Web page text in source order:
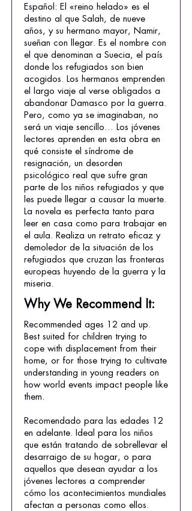
Español: El «reino helado» es el
destino al que Salah, de nueve
años, y su hermano mayor, Namir,
sueñan con llegar. Es el nombre con
el que denominan a Suecia, el país
donde los refugiados son bien
acogidos. Los hermanos emprenden
el largo viaje al verse obligados a
abandonar Damasco por la guerra.
Pero, como ya se imaginaban, no
será un viaje sencillo… Los jóvenes
lectores aprenden en esta obra en
qué consiste el síndrome de
resignación, un desorden
psicológico real que sufre gran
parte de los niños refugiados y que
les puede llegar a causar la muerte.
La novela es perfecta tanto para
leer en casa como para trabajar en
el aula. Realiza un retrato eficaz y
demoledor de la situación de los
refugiados que cruzan las fronteras
europeas huyendo de la guerra y la
miseria.
Why We Recommend It:
Recommended ages 12 and up.
Best suited for children trying to
cope with displacement from their
home, or for those trying to cultivate
understanding in young readers on
how world events impact people like
them.
Recomendado para las edades 12
en adelante. Ideal para los niños
que están tratando de sobrellevar el
desarraigo de su hogar, o para
aquellos que desean ayudar a los
jóvenes lectores a comprender
cómo los acontecimientos mundiales
afectan a personas como ellos.